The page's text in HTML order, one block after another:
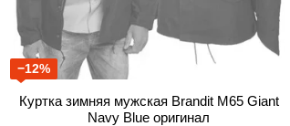
−12%
Куртка зимняя мужская Brandit M65 Giant
Navy Blue оригинал